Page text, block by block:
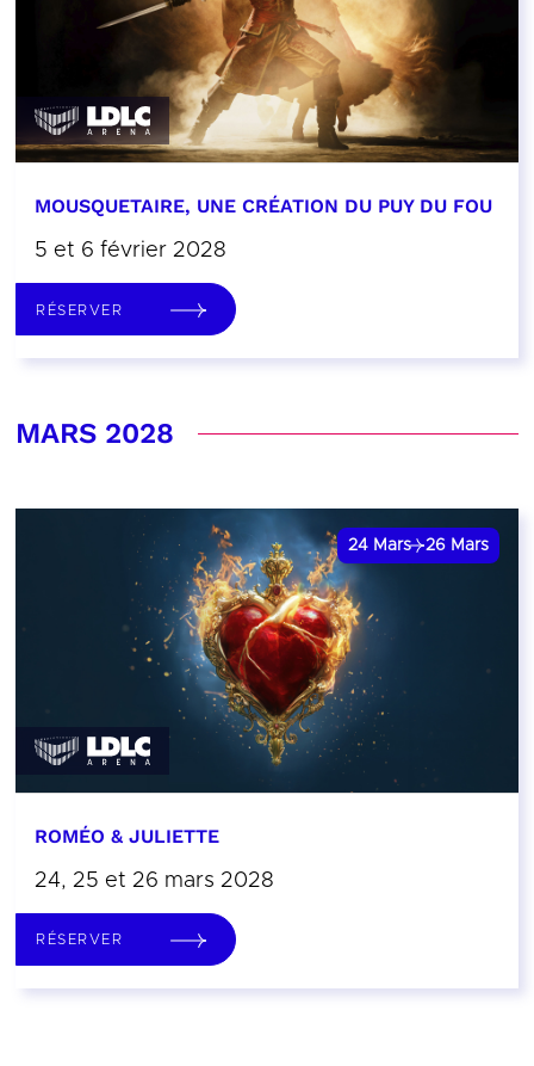
MOUSQUETAIRE, UNE CRÉATION DU PUY DU FOU
5 et 6 février 2028
RÉSERVER
MARS 2028
24 Mars 26 Mars
ROMÉO & JULIETTE
24, 25 et 26 mars 2028
RÉSERVER